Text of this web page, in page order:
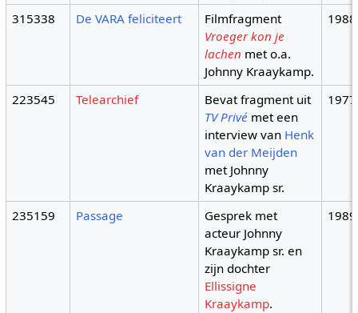
315338 De VARA feliciteert
Filmfragment
Vroeger kon je
lachen met o.a.
Johnny Kraaykamp.
1988
223545 Telearchief
Bevat fragment uit
TV Privé met een
interview van Henk
van der Meijden
met Johnny
Kraaykamp sr.
1977
235159 Passage
Gesprek met
acteur Johnny
Kraaykamp sr. en
zijn dochter
Ellissigne
Kraaykamp.
1989